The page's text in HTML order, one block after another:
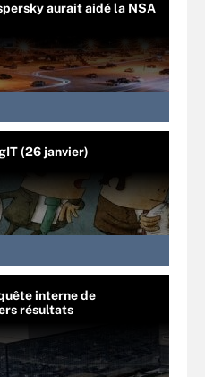
aurait aidé la NSA
(26 janvier)
interne de
résultats